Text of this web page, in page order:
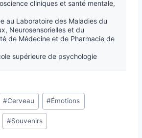
cliniques et santé mentale,
au Laboratoire des Maladies du
Neurosensorielles et du
de Médecine et de Pharmacie de
supérieure de psychologie
#Cerveau #Émotions
#Souvenirs